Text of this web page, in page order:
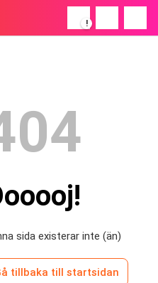
!
sida existerar inte (än)
tillbaka till startsidan